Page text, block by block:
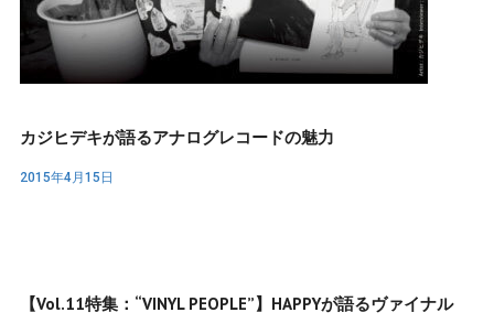
カジヒデキが語るアナログレコードの魅力
2015年4月15日
【Vol.11特集：“VINYL PEOPLE”】HAPPYが語るヴァイナル